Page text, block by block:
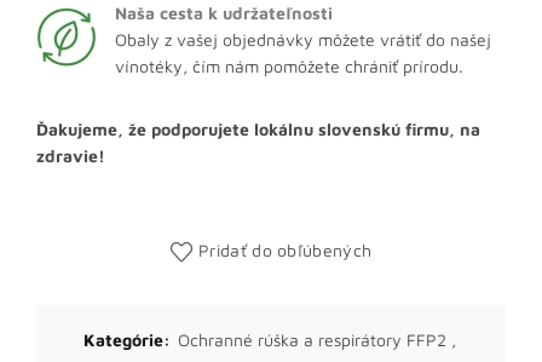
Naša cesta k udržateľnosti
Obaly z vašej objednávky môžete vrátiť do našej
vínotéky, čím nám pomôžete chrániť prírodu.
Ďakujeme, že podporujete lokálnu slovenskú firmu, na
zdravie!
Pridať do obľúbených
Kategórie: Ochranné rúška a respirátory FFP2 ,